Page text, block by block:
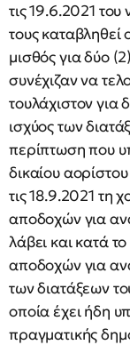
τις 19.6.2021
τους καταβληθεί
μισθός για δύο
συνέχιζαν να
τουλάχιστον για
ισχύος των
περίπτωση που
δικαίου
τις 18.9.2021 τη
αποδοχών για
λάβει και κατά
αποδοχών για
των διατάξεων
οποία έχει ήδη
πραγματικής